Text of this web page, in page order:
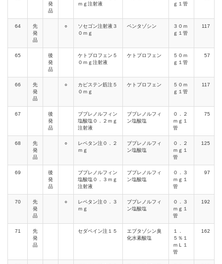
発
品
ｍｇ注射液
ｇ１管
64
先
発
品
○
ソセゴン注射液３
０ｍｇ
ペンタゾシン
３０ｍ
ｇ１管
117
65
後
発
品
ケトプロフェン５
０ｍｇ注射液
ケトプロフェン
５０ｍ
ｇ１管
57
66
先
発
品
○
カピステン筋注５
０ｍｇ
ケトプロフェン
５０ｍ
ｇ１管
117
67
後
発
品
ブプレノルフィン
塩酸塩０．２ｍｇ
注射液
ブプレノルフィ
ン塩酸塩
０．２
ｍｇ１
管
75
68
先
発
品
○
レペタン注０．２
ｍｇ
ブプレノルフィ
ン塩酸塩
０．２
ｍｇ１
管
125
69
後
発
品
ブプレノルフィン
塩酸塩０．３ｍｇ
注射液
ブプレノルフィ
ン塩酸塩
０．３
ｍｇ１
管
97
70
先
発
品
○
レペタン注０．３
ｍｇ
ブプレノルフィ
ン塩酸塩
０．３
ｍｇ１
管
192
71
先
発
品
セダペイン注１５
エプタゾシン臭
化水素酸塩
１．
５％１
ｍＬ１
管
162